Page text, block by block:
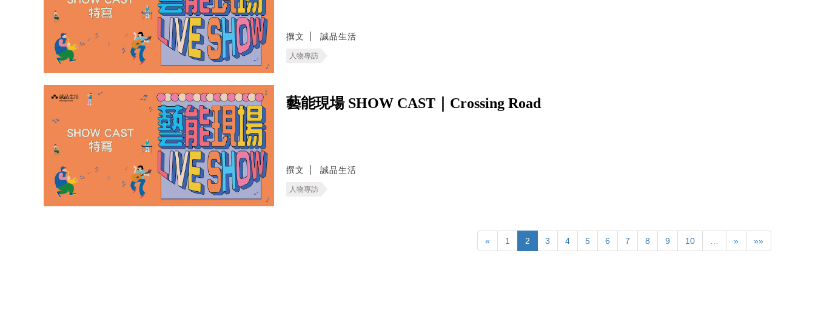
撰文 誠品生活
人物專訪
藝能現場 SHOW CAST｜Crossing Road
撰文 誠品生活
人物專訪
« 1 2 3 4 5 6 7 8 9 10 … » »»